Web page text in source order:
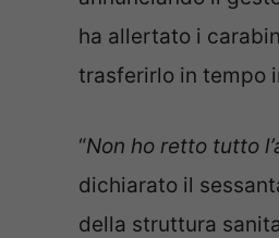
ha allertato i
trasferirlo in tempo
“Non ho retto tutto
dichiarato il
della struttura